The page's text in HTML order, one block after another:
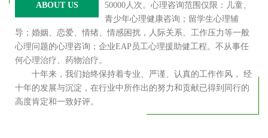
ABOUT US
50000人次。心理咨询范围仅限：儿童、
青少年心理健康咨询；留学生心理辅
导；婚姻、恋爱、情绪、情感困扰，人际关系、工作压力等一般
心理问题的心理咨询；企业EAP员工心理援助健工程。不从事任
何心理治疗、药物治疗。
十年来，我们始终保持着专业、严谨、认真的工作作风， 经
十年的发展与沉淀，在行业中所作出的努力和贡献已得到同行的
高度肯定和一致好评。